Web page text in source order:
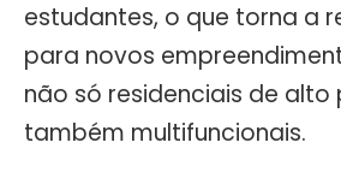
estudantes, o que torna a
para novos
não só residenciais de alto
também multifuncionais.